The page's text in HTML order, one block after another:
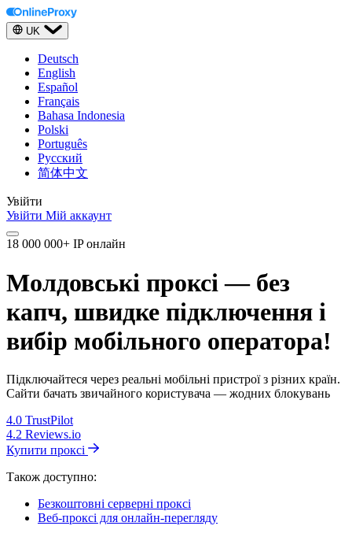
UK
Deutsch
English
Español
Français
Bahasa Indonesia
Polski
Português
Русский
简体中文
Увійти
Увійти Мій аккаунт
18 000 000+ IP онлайн
Молдовські проксі — без
капч, швидке підключення і
вибір мобільного оператора!
Підключайтеся через реальні мобільні пристрої з різних країн.
Сайти бачать звичайного користувача — жодних блокувань
4.0 TrustPilot
4.2 Reviews.io
Купити проксі
Також доступно:
Безкоштовні серверні проксі
Веб-проксі для онлайн-перегляду